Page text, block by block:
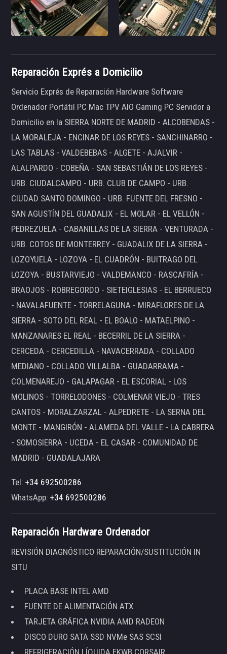
Reparación Exprés a Domicilio
Servicio Exprés de Reparación Hardware Software
Ordenador Portátil PC Mac TPV AIO Gaming PC Servidor a
Domicilio en la SIERRA NORTE DE MADRID - ALCOBENDAS -
LA MORALEJA - ENCINAR DE LOS REYES - SANCHINARRO -
LAS TABLAS - VALDEBEBAS - ALGETE - AJALVIR -
ALALPARDO - COBEÑA - SAN SEBASTIÁN DE LOS REYES -
URB. CIUDALCAMPO - URB. CLUB DE CAMPO - URB.
CIUDAD SANTO DOMINGO - URB. FUENTE DEL FRESNO -
SAN AGUSTÍN DEL GUADALIX - EL MOLAR - EL VELLÓN -
PEDREZUELA - CABANILLAS DE LA SIERRA - VENTURADA -
URB. COTOS DE MONTERREY - GUADALIX DE LA SIERRA -
LOZOYUELA - LOZOYA - EL CUADRÓN - BUITRAGO DEL
LOZOYA - BUSTARVIEJO - VALDEMANCO - RASCAFRÍA -
BRAOJOS - ROBREGORDO - SIETEIGLESIAS - EL BERRUECO
- NAVALAFUENTE - TORRELAGUNA - MIRAFLORES DE LA
SIERRA - SOTO DEL REAL - EL BOALO - MATAELPINO -
MANZANARES EL REAL - BECERRIL DE LA SIERRA -
CERCEDA - CERCEDILLA - NAVACERRADA - COLLADO
MEDIANO - COLLADO VILLALBA - GUADARRAMA -
COLMENAREJO - GALAPAGAR - EL ESCORIAL - LOS
MOLINOS - TORRELODONES - COLMENAR VIEJO - TRES
CANTOS - MORALZARZAL - ALPEDRETE - LA SERNA DEL
MONTE - MANGIRÓN - ALAMEDA DEL VALLE - LA CABRERA
- SOMOSIERRA - UCEDA - EL CASAR - COMUNIDAD DE
MADRID - GUADALAJARA
Tel:+34 692500286
WhatsApp:+34 692500286
Reparación Hardware Ordenador
REVISIÓN DIAGNÓSTICO REPARACIÓN/SUSTITUCIÓN IN
SITU
PLACA BASE INTEL AMD
FUENTE DE ALIMENTACIÓN ATX
TARJETA GRÁFICA NVIDIA AMD RADEON
DISCO DURO SATA SSD NVMe SAS SCSI
REFRIGERACIÓN LÍQUIDA EKWB CORSAIR